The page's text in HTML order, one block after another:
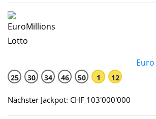
25 30 34 46 50 1 12
Nächster Jackpot: CHF 103'000'000